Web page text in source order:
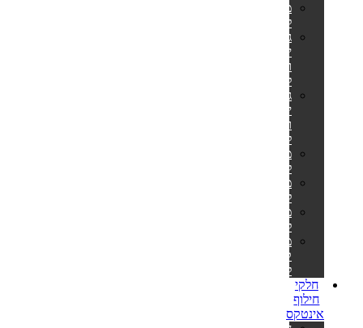
מזרונים
למים
גלגלי
ים
ואבובים
לבוגרים
גלגלי
ים
ואבובים
לילדים
מצופים
לילדים
משחקים
לבריכה
משאבות
לניפוח
מזרוני
קמפינג
לאירוח
חלקי
חילוף
אינטקס